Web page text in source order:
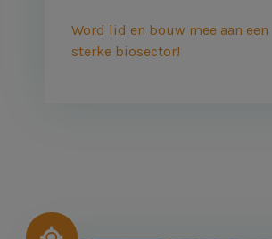
Word lid en bouw mee aan een
sterke biosector!